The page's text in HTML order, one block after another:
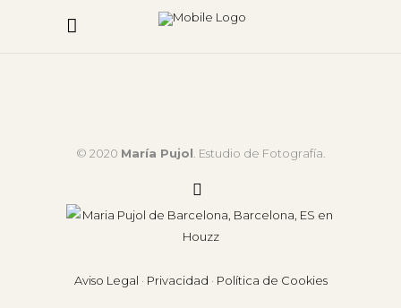
© 2020 María Pujol. Estudio de Fotografía.
Aviso Legal · Privacidad · Política de Cookies